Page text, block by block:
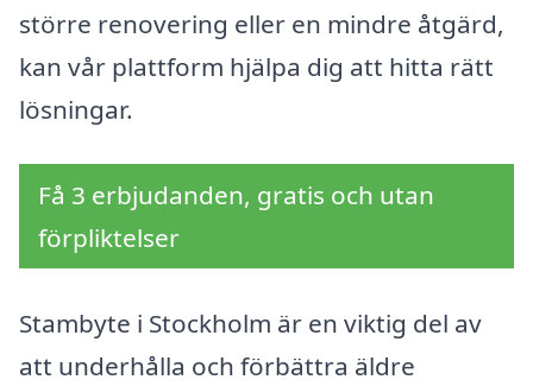
större renovering eller en mindre åtgärd,
kan vår plattform hjälpa dig att hitta rätt
lösningar.
Få 3 erbjudanden, gratis och utan
förpliktelser
Stambyte i Stockholm är en viktig del av
att underhålla och förbättra äldre